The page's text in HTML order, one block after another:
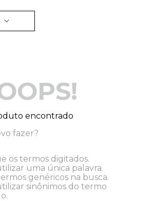
encontrado
fazer?
os termos digitados.
uma única palavra.
genéricos na busca.
sinônimos do termo